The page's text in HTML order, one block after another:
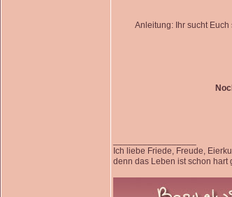
Anleitung: Ihr sucht
Ich liebe Friede, Freude,
denn das Leben ist schon hart